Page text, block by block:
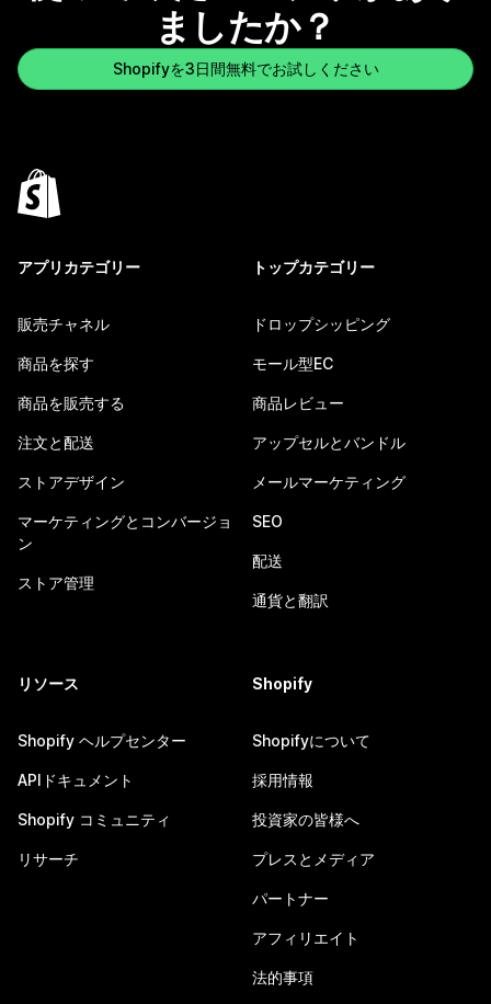
ましたか？
Shopifyを3日間無料でお試しください
アプリカテゴリー
販売チャネル
商品を探す
商品を販売する
注文と配送
ストアデザイン
マーケティングとコンバージョ
ン
ストア管理
トップカテゴリー
ドロップシッピング
モール型EC
商品レビュー
アップセルとバンドル
メールマーケティング
SEO
配送
通貨と翻訳
リソース
Shopify ヘルプセンター
APIドキュメント
Shopify コミュニティ
リサーチ
Shopify
Shopifyについて
採用情報
投資家の皆様へ
プレスとメディア
パートナー
アフィリエイト
法的事項